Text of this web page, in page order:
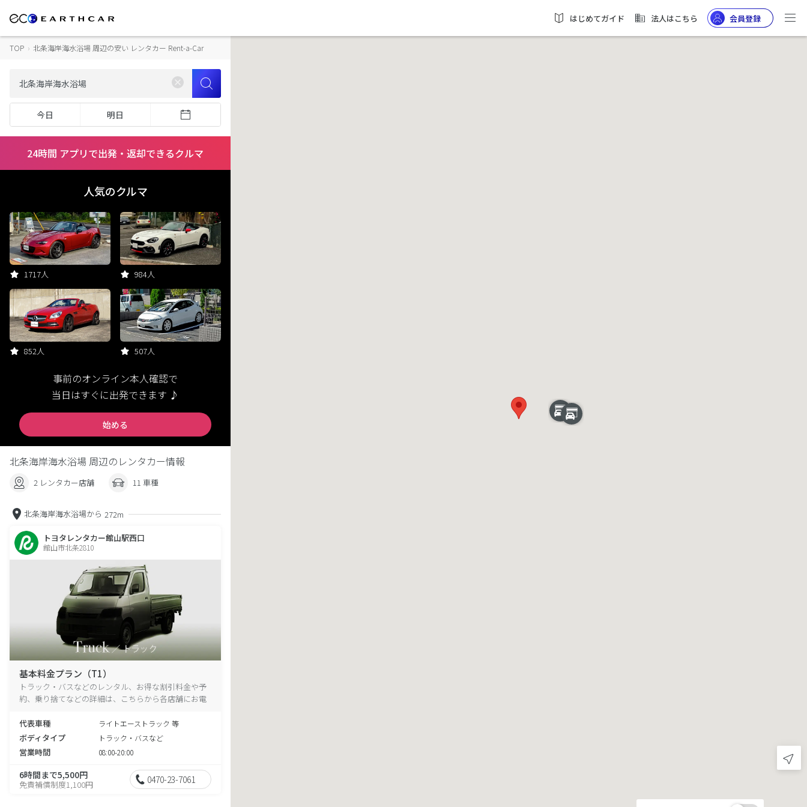
はじめてガイド 法人はこちら 会員登録
TOP › 北条海岸海水浴場 周辺の安い レンタカー Rent-a-Car
今日 明日
24時間 アプリで出発・返却できるクルマ
人気のクルマ
1717人 984人
852人 507人
事前のオンライン本人確認で
当日はすぐに出発できます ♪
始める
北条海岸海水浴場 周辺のレンタカー情報
2 レンタカー店舗 11 車種
北条海岸海水浴場から 272m
トヨタレンタカー館山駅西口
館山市北条2810
基本料金プラン（T1）
トラック・バスなどのレンタル、お得な割引料金や予
約、乗り捨てなどの詳細は、こちらから各店舗にお電
代表車種
ライトエーストラック 等
ボディタイプ トラック・バスなど
営業時間 08:00-20:00
6時間まで5,500円
免責補償制度1,100円 0470-23-7061